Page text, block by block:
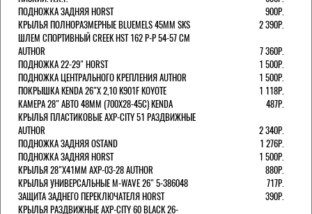
ПОДНОЖКА ЗАДНЯЯ HORST
900Р.
КРЫЛЬЯ ПОЛНОРАЗМЕРНЫЕ BLUEMELS 45MM SKS
2 390Р.
ШЛЕМ СПОРТИВНЫЙ CREEK HST 162 Р-Р 54-57 СМ
AUTHOR
7 360Р.
ПОДНОЖКА 22-29" HORST
1 500Р.
ПОДНОЖКА ЦЕНТРАЛЬНОГО КРЕПЛЕНИЯ AUTHOR
1 500Р.
ПОКРЫШКА KENDA 26"Х 2,10 K901F KOYOTE
1 118Р.
КАМЕРА 28" АВТО 48ММ (700Х28-45С) KENDA
487Р.
КРЫЛЬЯ ПЛАСТИКОВЫЕ AXP-CITY 51 РАЗДВИЖНЫЕ
AUTHOR
2 340Р.
ПОДНОЖКА ЗАДНЯЯ OSTAND
1 276Р.
ПОДНОЖКА ЗАДНЯЯ HORST
1 500Р.
КРЫЛЬЯ 28"Х41ММ AXP-03-28 AUTHOR
880Р.
КРЫЛЬЯ УНИВЕРСАЛЬНЫЕ M-WAVE 26" 5-386048
717Р.
ЗАЩИТА ЗАДНЕГО ПЕРЕКЛЮЧАТЕЛЯ HORST
390Р.
КРЫЛЬЯ РАЗДВИЖНЫЕ AXP-CITY 60 BLACK 26-